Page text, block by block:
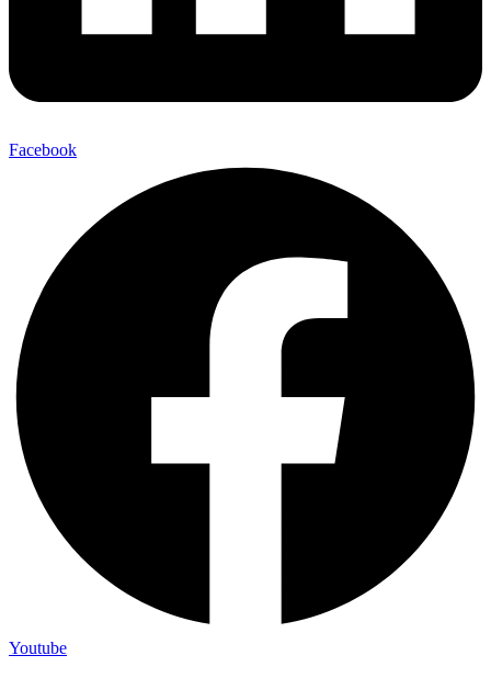
Facebook
Youtube